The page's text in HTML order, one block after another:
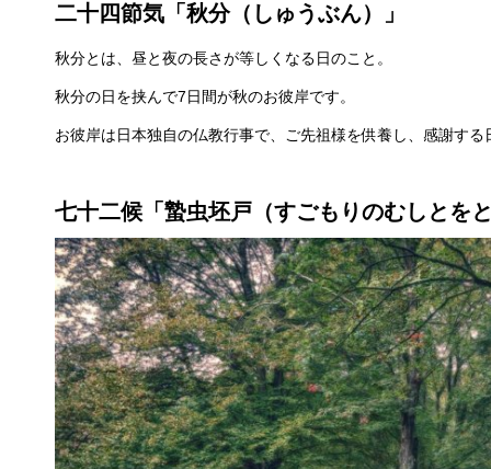
二十四節気「秋分（しゅうぶん）」
秋分とは、昼と夜の長さが等しくなる日のこと。
秋分の日を挟んで7日間が秋のお彼岸です。
お彼岸は日本独自の仏教行事で、ご先祖様を供養し、感謝する
七十二候「蟄虫坯戸（すごもりのむしとを